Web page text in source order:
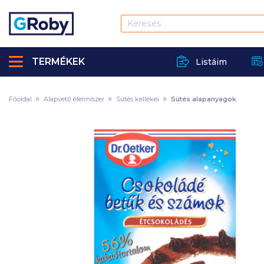
Listáim
TERMÉKEK
Főoldal Alapvető élelmiszer Sütés kellékei Sütés alapanyagok